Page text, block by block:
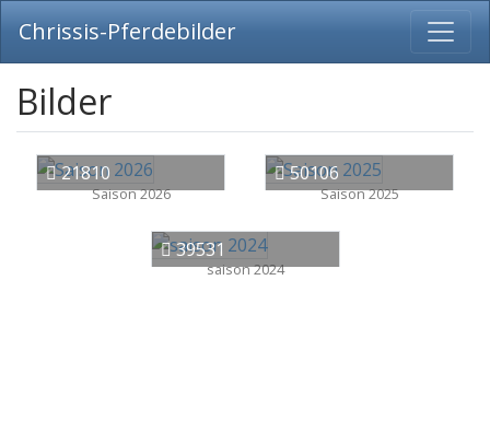
Chrissis-Pferdebilder
Bilder
21810
Saison 2026
50106
Saison 2025
39531
saison 2024